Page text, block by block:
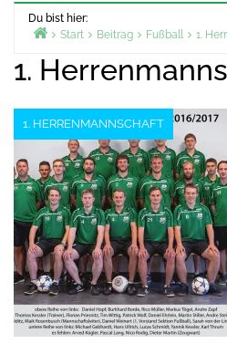
Du bist hier:
Start
Beitrag Fußball 1.
1.
1. HERRENMANNSCHAFT